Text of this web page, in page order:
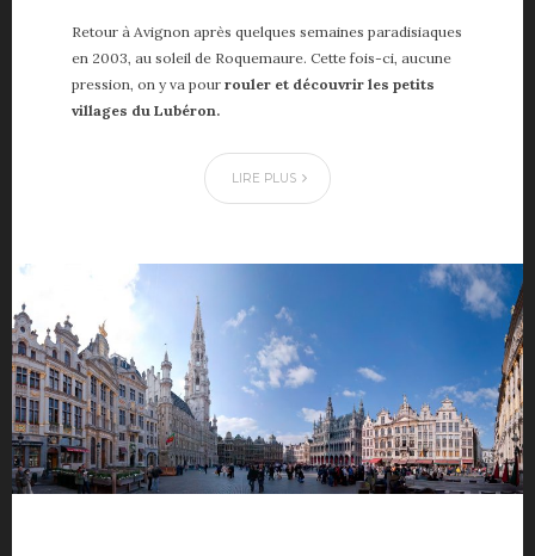
Retour à Avignon après quelques semaines paradisiaques
en 2003, au soleil de Roquemaure. Cette fois-ci, aucune
pression, on y va pour rouler et découvrir les petits
villages du Lubéron.
LIRE PLUS